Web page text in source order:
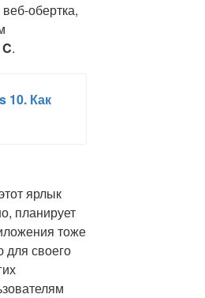
обертка,
.
10. Как
ярлык
планирует
тоже
для своего